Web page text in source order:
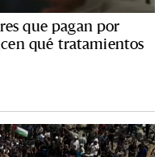
que pagan por
qué tratamientos